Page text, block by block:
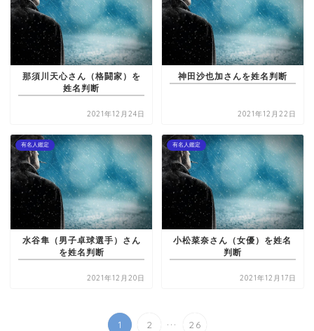
那須川天心さん（格闘家）を
姓名判断
2021年12月24日
神田沙也加さんを姓名判断
2021年12月22日
有名人鑑定
水谷隼（男子卓球選手）さん
を姓名判断
2021年12月20日
有名人鑑定
小松菜奈さん（女優）を姓名
判断
2021年12月17日
1 2 ... 26